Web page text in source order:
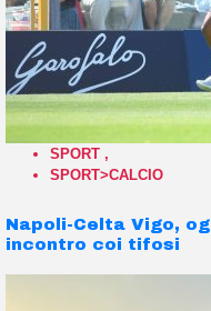
SPORT ,
SPORT>CALCIO
Napoli-Celta Vigo,
incontro coi tifosi